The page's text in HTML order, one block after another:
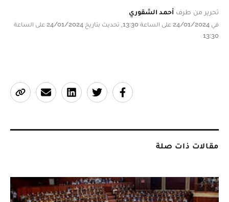
تحرير من طرف أحمد الشقوري
في 24/01/2024 على الساعة 13:30, تحديث بتاريخ 24/01/2024 على الساعة
13:30
مقالات ذات صلة